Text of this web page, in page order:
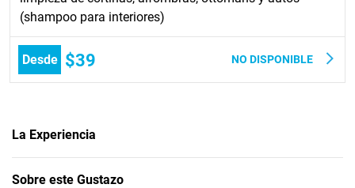
(shampoo para interiores)
Desde $39 NO DISPONIBLE
La Experiencia
Tu hogar es tu centro de relajación
Sobre este Gustazo